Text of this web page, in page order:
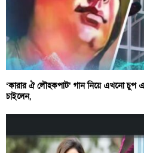
‘কারার ঐ লৌহকপাট’ গান নিয়ে এখনো চুপ এ
চাইলেন,